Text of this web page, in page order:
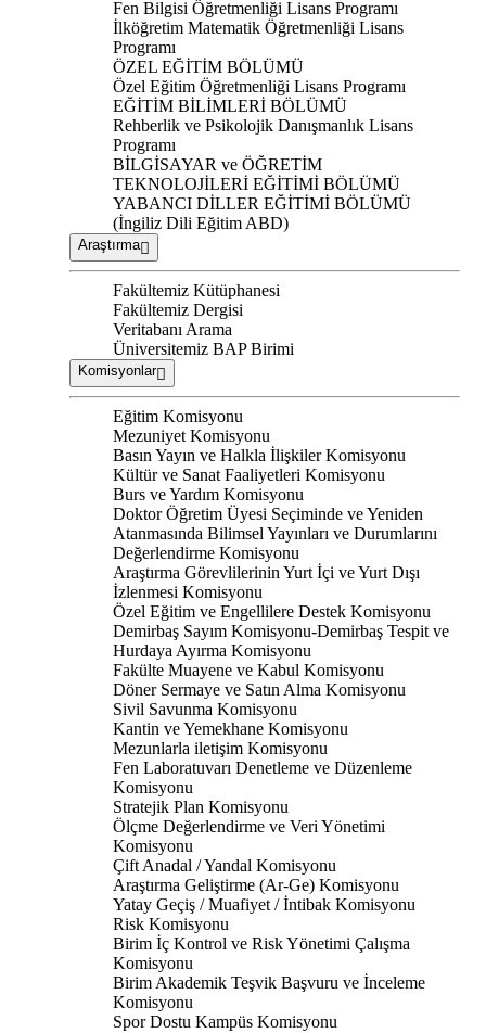
Fen Bilgisi Öğretmenliği Lisans Programı
İlköğretim Matematik Öğretmenliği Lisans
Programı
ÖZEL EĞİTİM BÖLÜMÜ
Özel Eğitim Öğretmenliği Lisans Programı
EĞİTİM BİLİMLERİ BÖLÜMÜ
Rehberlik ve Psikolojik Danışmanlık Lisans
Programı
BİLGİSAYAR ve ÖĞRETİM
TEKNOLOJİLERİ EĞİTİMİ BÖLÜMÜ
YABANCI DİLLER EĞİTİMİ BÖLÜMÜ
(İngiliz Dili Eğitim ABD)
Araştırma
Fakültemiz Kütüphanesi
Fakültemiz Dergisi
Veritabanı Arama
Üniversitemiz BAP Birimi
Komisyonlar
Eğitim Komisyonu
Mezuniyet Komisyonu
Basın Yayın ve Halkla İlişkiler Komisyonu
Kültür ve Sanat Faaliyetleri Komisyonu
Burs ve Yardım Komisyonu
Doktor Öğretim Üyesi Seçiminde ve Yeniden
Atanmasında Bilimsel Yayınları ve Durumlarını
Değerlendirme Komisyonu
Araştırma Görevlilerinin Yurt İçi ve Yurt Dışı
İzlenmesi Komisyonu
Özel Eğitim ve Engellilere Destek Komisyonu
Demirbaş Sayım Komisyonu-Demirbaş Tespit ve
Hurdaya Ayırma Komisyonu
Fakülte Muayene ve Kabul Komisyonu
Döner Sermaye ve Satın Alma Komisyonu
Sivil Savunma Komisyonu
Kantin ve Yemekhane Komisyonu
Mezunlarla iletişim Komisyonu
Fen Laboratuvarı Denetleme ve Düzenleme
Komisyonu
Stratejik Plan Komisyonu
Ölçme Değerlendirme ve Veri Yönetimi
Komisyonu
Çift Anadal / Yandal Komisyonu
Araştırma Geliştirme (Ar-Ge) Komisyonu
Yatay Geçiş / Muafiyet / İntibak Komisyonu
Risk Komisyonu
Birim İç Kontrol ve Risk Yönetimi Çalışma
Komisyonu
Birim Akademik Teşvik Başvuru ve İnceleme
Komisyonu
Spor Dostu Kampüs Komisyonu